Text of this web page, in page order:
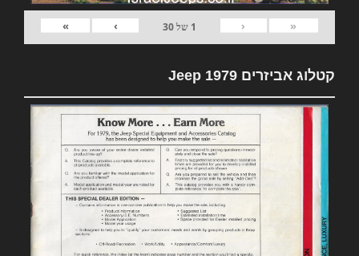
«
‹
1 של30
›
»
קטלוג אביזרים 1979 Jeep